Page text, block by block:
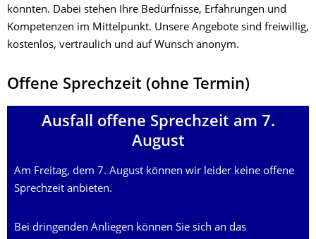
könnten. Dabei stehen Ihre Bedürfnisse, Erfahrungen und
Kompetenzen im Mittelpunkt. Unsere Angebote sind freiwillig,
kostenlos, vertraulich und auf Wunsch anonym.
​​Offene Sprechzeit (ohne Termin)
Ausfall offene Sprechzeit am 7.
August
Am Freitag, dem 7. August können wir leider keine offene
Sprechzeit anbieten.
Bei dringenden Anliegen können Sie sich an das